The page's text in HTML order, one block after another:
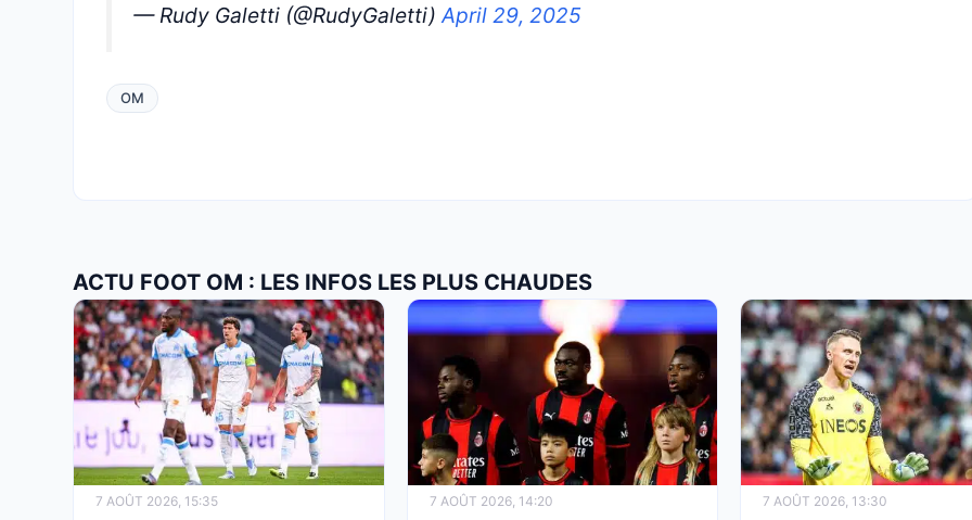
— Rudy Galetti (@RudyGaletti) April 29, 2025
OM
ACTU FOOT OM : LES INFOS LES PLUS CHAUDES
7 AOÛT 2026, 15:35 7 AOÛT 2026, 14:20 7 AOÛT 2026, 13:30